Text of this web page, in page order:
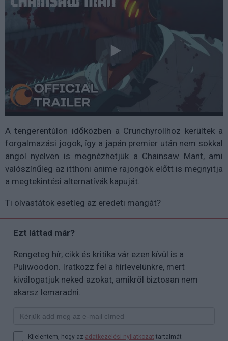
A tengerentúlon időközben a Crunchyrollhoz kerültek a
forgalmazási jogok, így a japán premier után nem sokkal
angol nyelven is megnézhetjük a Chainsaw Mant, ami
valószínűleg az itthoni anime rajongók előtt is megnyitja
a megtekintési alternatívák kapuját.
Ti olvastátok esetleg az eredeti mangát?
Ezt láttad már?
Rengeteg hír, cikk és kritika vár ezen kívül is a
Puliwoodon. Iratkozz fel a hírlevelünkre, mert
kiválogatjuk neked azokat, amikről biztosan nem
akarsz lemaradni.
Kijelentem, hogy az adatkezelési nyilatkozat tartalmát